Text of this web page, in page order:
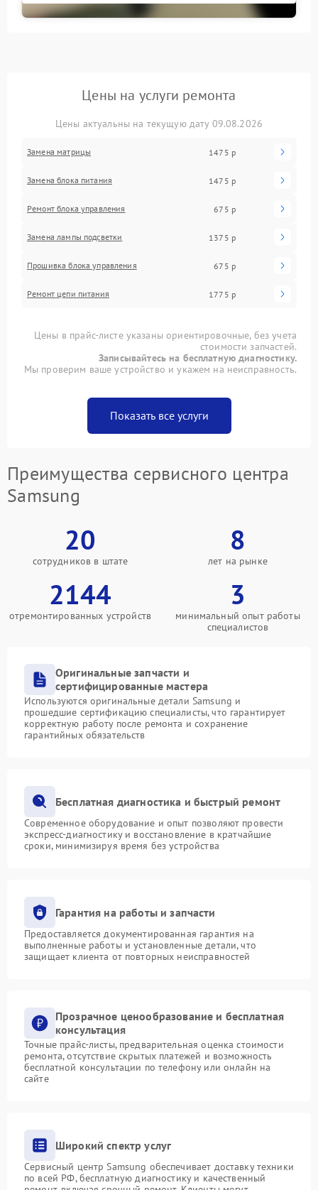
Цены на услуги ремонта
Цены актуальны на текущую дату 09.08.2026
Замена матрицы 1475 р
Замена блока питания 1475 р
Ремонт блока управления 675 р
Замена лампы подсветки 1375 р
Прошивка блока управления 675 р
Ремонт цепи питания 1775 р
Цены в прайс-листе указаны ориентировочные, без учета
стоимости запчастей.
Записывайтесь на бесплатную диагностику.
Мы проверим ваше устройство и укажем на неисправность.
Показать все услуги
Преимущества сервисного центра
Samsung
20
сотрудников в штате
8
лет на рынке
2144
отремонтированных устройств
3
минимальный опыт работы
специалистов
Оригинальные запчасти и
сертифицированные мастера
Используются оригинальные детали Samsung и
прошедшие сертификацию специалисты, что гарантирует
корректную работу после ремонта и сохранение
гарантийных обязательств
Бесплатная диагностика и быстрый ремонт
Современное оборудование и опыт позволяют провести
экспресс-диагностику и восстановление в кратчайшие
сроки, минимизируя время без устройства
Гарантия на работы и запчасти
Предоставляется документированная гарантия на
выполненные работы и установленные детали, что
защищает клиента от повторных неисправностей
Прозрачное ценообразование и бесплатная
консультация
Точные прайс-листы, предварительная оценка стоимости
ремонта, отсутствие скрытых платежей и возможность
бесплатной консультации по телефону или онлайн на
сайте
Широкий спектр услуг
Сервисный центр Samsung обеспечивает доставку техники
по всей РФ, бесплатную диагностику и качественный